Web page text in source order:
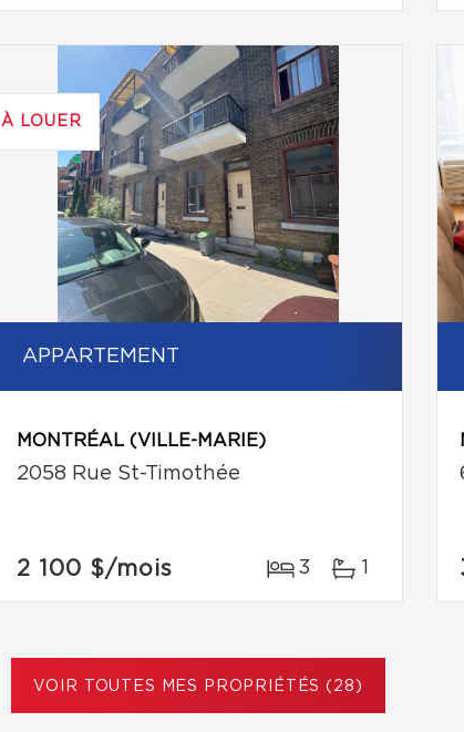
À LOUER
APPARTEMENT
MONTRÉAL (VILLE-MARIE)
2058 Rue St-Timothée
2 100 $/mois 3 1
VOIR TOUTES MES PROPRIÉTÉS (28)